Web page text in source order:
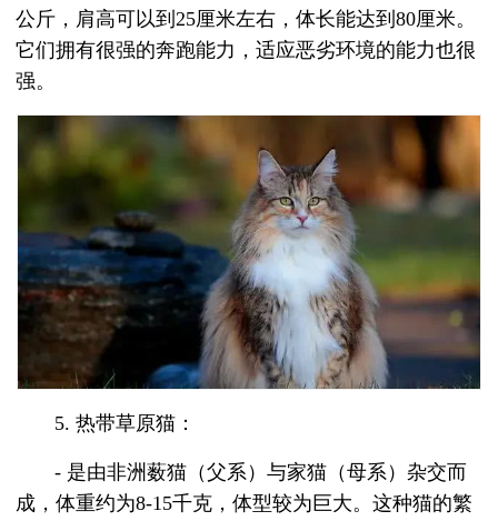
公斤，肩高可以到25厘米左右，体长能达到80厘米。
它们拥有很强的奔跑能力，适应恶劣环境的能力也很
强。
5. 热带草原猫：
- 是由非洲薮猫（父系）与家猫（母系）杂交而
成，体重约为8-15千克，体型较为巨大。这种猫的繁